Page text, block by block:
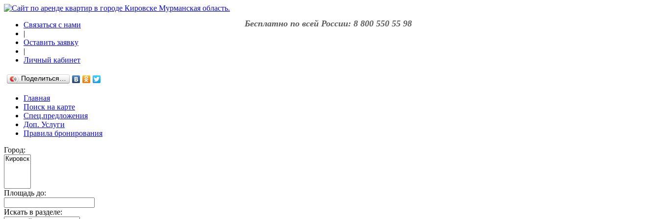
Бесплатно по всей России: 8 800 550 55 98
Связаться с нами
|
Оставить заявку
|
Личный кабинет
Поделиться…
Главная
Поиск на карте
Спец.предложения
Доп. Услуги
Правила бронирования
Город:
Площадь до:
Искать в разделе: